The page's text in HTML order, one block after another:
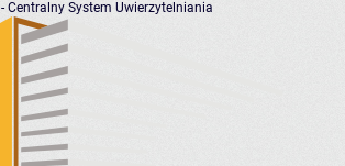
- Centralny System Uwierzytelniania